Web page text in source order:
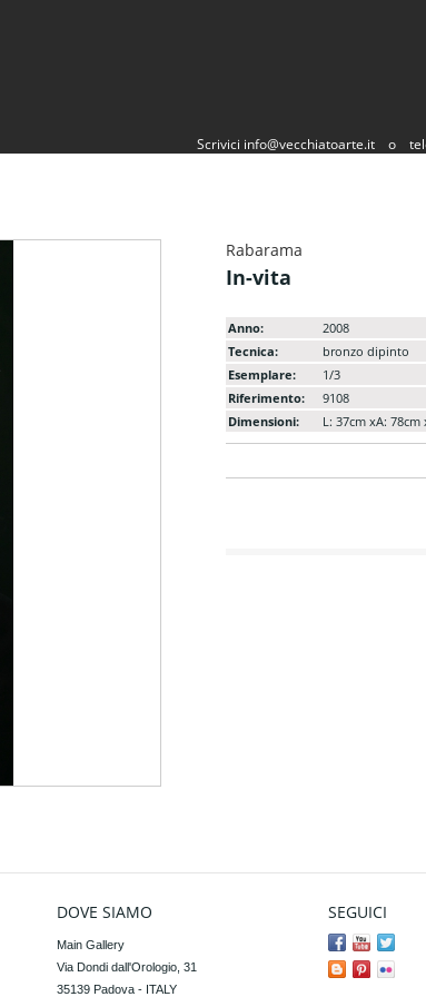
Scrivici info@vecchiatoarte.it o
Rabarama
In-vita
Anno:
2008
Tecnica:
bronzo dipinto
Esemplare:
1/3
Riferimento:
9108
Dimensioni:
L: 37cm xA: 78cm
DOVE SIAMO
Main Gallery
Via Dondi dall'Orologio, 31
35139 Padova - ITALY
SEGUICI